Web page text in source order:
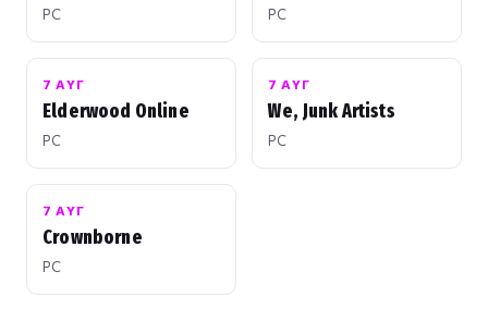
PC PC
7 ΑΥΓ
Elderwood Online
PC
7 ΑΥΓ
We, Junk Artists
PC
7 ΑΥΓ
Crownborne
PC